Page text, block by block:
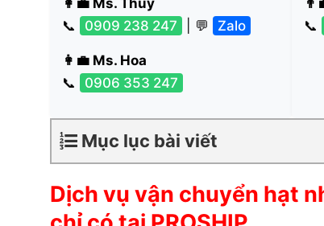
📞
0909 238 247 | 💬 Zalo
👩‍💼 Ms. Hoa
📞
0906 353 247
📞
Mục lục bài viết
Dịch vụ vận chuyển hạt